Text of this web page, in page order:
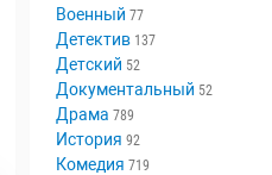
Военный 77
Детектив 137
Детский 52
Документальный 52
Драма 789
История 92
Комедия 719